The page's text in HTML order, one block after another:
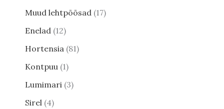
Muud lehtpõõsad 17
Enelad 12
Hortensia 81
Kontpuu 1
Lumimari 3
Sirel 4